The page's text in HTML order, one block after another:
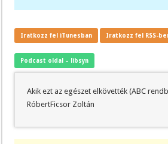
Iratkozz fel iTunesban Iratkozz fel RSS-
Podcast oldal – libsyn
Akik ezt az egészet elkövették (ABC
RóbertFicsor Zoltán